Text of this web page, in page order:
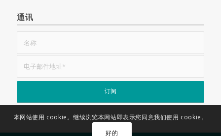
通讯
本网站使用 cookie。继续浏览本网站即表示您同意我们使用 cookie。
好的